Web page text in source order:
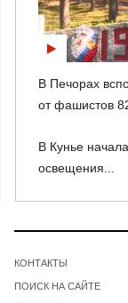
В Печорах
от фашистов
В Кунье
освещения...
КОНТАКТЫ
ПОИСК НА САЙТЕ